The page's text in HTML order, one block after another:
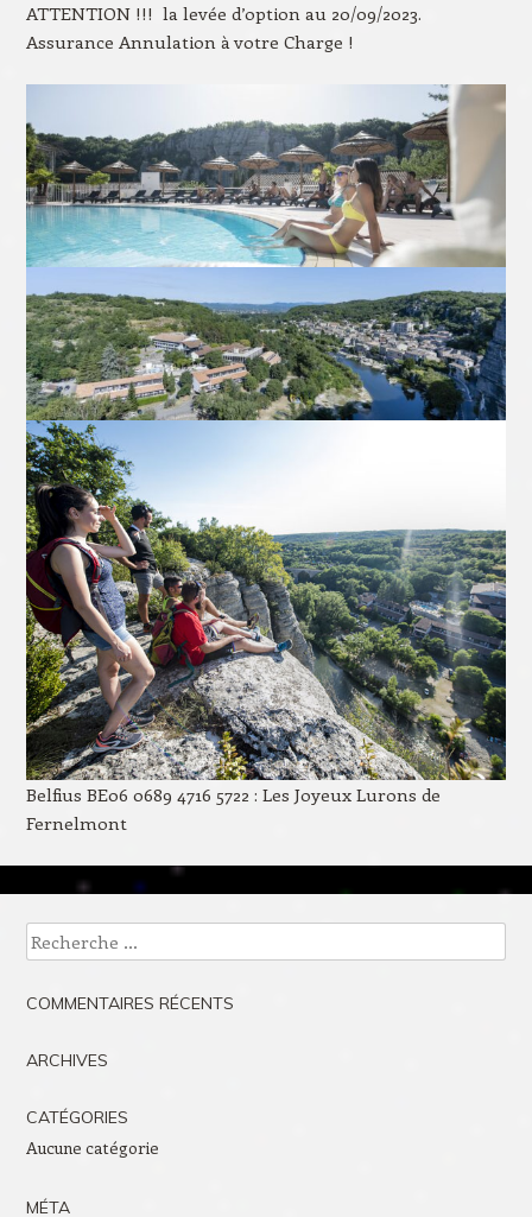
ATTENTION !!! la levée d’option au 20/09/2023.
Assurance Annulation à votre Charge !
Belfius BE06 0689 4716 5722 : Les Joyeux Lurons de
Fernelmont
Recherche
COMMENTAIRES RÉCENTS
ARCHIVES
CATÉGORIES
Aucune catégorie
MÉTA